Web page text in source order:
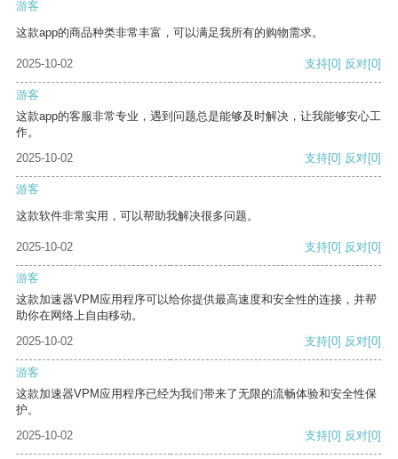
游客
这款app的商品种类非常丰富，可以满足我所有的购物需求。
2025-10-02 支持[0] 反对[0]
游客
这款app的客服非常专业，遇到问题总是能够及时解决，让我能够安心工
作。
2025-10-02
支持[0] 反对[0]
游客
这款软件非常实用，可以帮助我解决很多问题。
2025-10-02 支持[0] 反对[0]
游客
这款加速器VPM应用程序可以给你提供最高速度和安全性的连接，并帮
助你在网络上自由移动。
2025-10-02
支持[0] 反对[0]
游客
这款加速器VPM应用程序已经为我们带来了无限的流畅体验和安全性保
护。
2025-10-02
支持[0] 反对[0]